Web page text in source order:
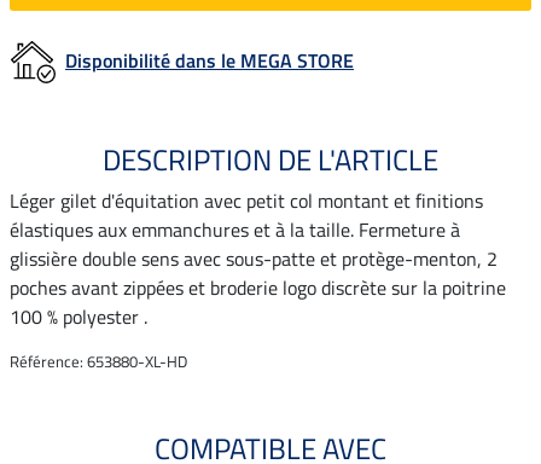
Disponibilité dans le MEGA STORE
DESCRIPTION DE L'ARTICLE
Léger gilet d'équitation avec petit col montant et finitions
élastiques aux emmanchures et à la taille. Fermeture à
glissière double sens avec sous-patte et protège-menton, 2
poches avant zippées et broderie logo discrète sur la poitrine
100 % polyester .
Référence: 653880-XL-HD
COMPATIBLE AVEC